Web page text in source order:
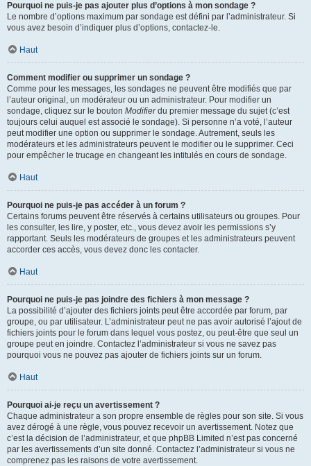
Pourquoi ne puis-je pas ajouter plus d’options à mon sondage ?
Le nombre d’options maximum par sondage est défini par l’administrateur. Si
vous avez besoin d’indiquer plus d’options, contactez-le.
Haut
Comment modifier ou supprimer un sondage ?
Comme pour les messages, les sondages ne peuvent être modifiés que par
l’auteur original, un modérateur ou un administrateur. Pour modifier un
sondage, cliquez sur le bouton Modifierdu premier message du sujet (c’est
toujours celui auquel est associé le sondage). Si personne n’a voté, l’auteur
peut modifier une option ou supprimer le sondage. Autrement, seuls les
modérateurs et les administrateurs peuvent le modifier ou le supprimer. Ceci
pour empêcher le trucage en changeant les intitulés en cours de sondage.
Haut
Pourquoi ne puis-je pas accéder à un forum ?
Certains forums peuvent être réservés à certains utilisateurs ou groupes. Pour
les consulter, les lire, y poster, etc., vous devez avoir les permissions s’y
rapportant. Seuls les modérateurs de groupes et les administrateurs peuvent
accorder ces accès, vous devez donc les contacter.
Haut
Pourquoi ne puis-je pas joindre des fichiers à mon message ?
La possibilité d’ajouter des fichiers joints peut être accordée par forum, par
groupe, ou par utilisateur. L’administrateur peut ne pas avoir autorisé l’ajout de
fichiers joints pour le forum dans lequel vous postez, ou peut-être que seul un
groupe peut en joindre. Contactez l’administrateur si vous ne savez pas
pourquoi vous ne pouvez pas ajouter de fichiers joints sur un forum.
Haut
Pourquoi ai-je reçu un avertissement ?
Chaque administrateur a son propre ensemble de règles pour son site. Si vous
avez dérogé à une règle, vous pouvez recevoir un avertissement. Notez que
c’est la décision de l’administrateur, et que phpBB Limited n’est pas concerné
par les avertissements d’un site donné. Contactez l’administrateur si vous ne
comprenez pas les raisons de votre avertissement.